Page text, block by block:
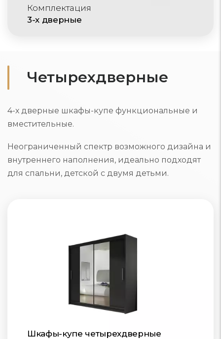
Комплектация
3-х дверные
Четырехдверные
4-х дверные шкафы-купе функциональные и
вместительные.
Неограниченный спектр возможного дизайна и
внутреннего наполнения, идеально подходят
для спальни, детской с двумя детьми.
Шкафы-купе четырехдверные